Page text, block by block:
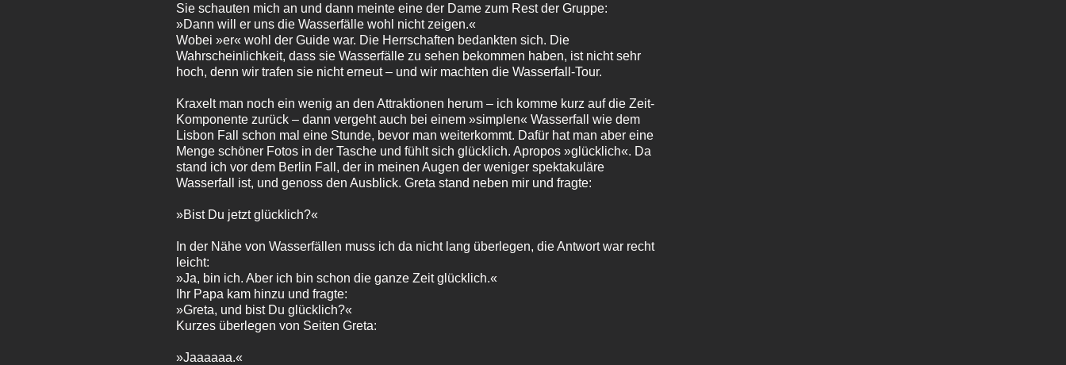
Sie schauten mich an und dann meinte eine der Dame zum Rest der Gruppe:
»Dann will er uns die Wasserfälle wohl nicht zeigen.«
Wobei »er« wohl der Guide war. Die Herrschaften bedankten sich. Die
Wahrscheinlichkeit, dass sie Wasserfälle zu sehen bekommen haben, ist nicht sehr
hoch, denn wir trafen sie nicht erneut – und wir machten die Wasserfall-Tour.
Kraxelt man noch ein wenig an den Attraktionen herum – ich komme kurz auf die Zeit-
Komponente zurück – dann vergeht auch bei einem »simplen« Wasserfall wie dem
Lisbon Fall schon mal eine Stunde, bevor man weiterkommt. Dafür hat man aber eine
Menge schöner Fotos in der Tasche und fühlt sich glücklich. Apropos »glücklich«. Da
stand ich vor dem Berlin Fall, der in meinen Augen der weniger spektakuläre
Wasserfall ist, und genoss den Ausblick. Greta stand neben mir und fragte:
»Bist Du jetzt glücklich?«
In der Nähe von Wasserfällen muss ich da nicht lang überlegen, die Antwort war recht
leicht:
»Ja, bin ich. Aber ich bin schon die ganze Zeit glücklich.«
Ihr Papa kam hinzu und fragte:
»Greta, und bist Du glücklich?«
Kurzes überlegen von Seiten Greta:
»Jaaaaaa.«